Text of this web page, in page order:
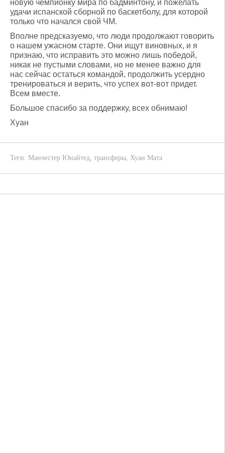
новую чемпионку мира по бадминтону, и пожелать
удачи испанской сборной по баскетболу, для которой
только что начался свой ЧМ.
Вполне предсказуемо, что люди продолжают говорить
о нашем ужасном старте. Они ищут виновных, и я
признаю, что исправить это можно лишь победой,
никак не пустыми словами, но не менее важно для
нас сейчас остаться командой, продолжить усердно
тренироваться и верить, что успех вот-вот придет.
Всем вместе.
Большое спасибо за поддержку, всех обнимаю!
Хуан
Теги: Манчестер Юнайтед, трансферы, Хуан Мата